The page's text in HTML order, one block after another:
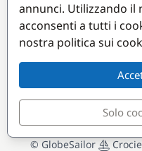
Destinazioni popolari
© GlobeSailor
annunci. Utilizzando il
acconsenti a tutti i
nostra politica sui
Solo